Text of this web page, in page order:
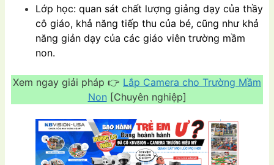
Lớp học: quan sát chất lượng giảng dạy của thầy
cô giáo, khả năng tiếp thu của bé, cũng như khả
năng giản dạy của các giáo viên trường mầm
non.
Xem ngay giải pháp 👉 Lắp Camera cho Trường Mầm
Non [Chuyên nghiệp]